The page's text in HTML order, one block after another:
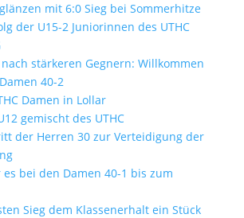
mit 6:0 Sieg bei Sommerhitze
der U15-2 Juniorinnen des UTHC
stärkeren Gegnern: Willkommen
40-2
Damen in Lollar
gemischt des UTHC
der Herren 30 zur Verteidigung der
bei den Damen 40-1 bis zum
Sieg dem Klassenerhalt ein Stück